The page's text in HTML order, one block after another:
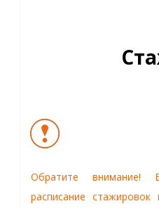
Обратите внимание!
расписание